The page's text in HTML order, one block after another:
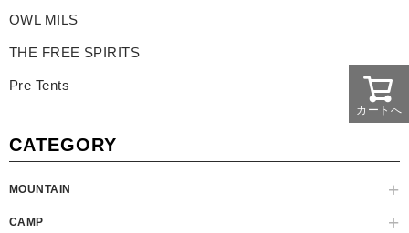
OWL MILS
THE FREE SPIRITS
Pre Tents
CATEGORY
MOUNTAIN
CAMP
カートへ